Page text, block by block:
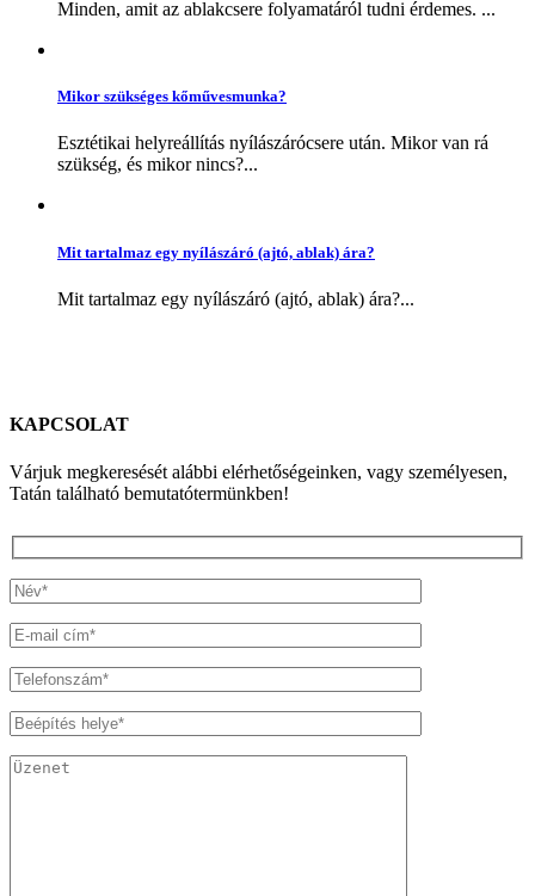
Minden, amit az ablakcsere folyamatáról tudni érdemes. ...
Mikor szükséges kőművesmunka?
Esztétikai helyreállítás nyílászárócsere után. Mikor van rá
szükség, és mikor nincs?...
Mit tartalmaz egy nyílászáró (ajtó, ablak) ára?
Mit tartalmaz egy nyílászáró (ajtó, ablak) ára?...
KAPCSOLAT
Várjuk megkeresését alábbi elérhetőségeinken, vagy személyesen,
Tatán található bemutatótermünkben!